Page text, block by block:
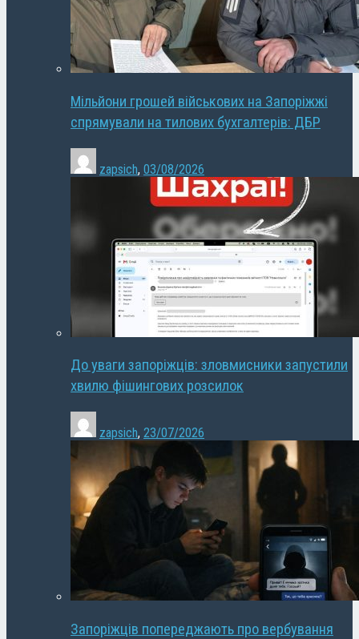
Мільйони грошей військових на Запоріжжі
спрямували на тилових бухгалтерів: ДБР
zapsich, 03/08/2026
До уваги запоріжців: зловмисники запустили
хвилю фішингових розсилок
zapsich, 23/07/2026
Запоріжців попереджають про вербування